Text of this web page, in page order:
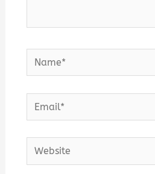
Name*
Email*
Website